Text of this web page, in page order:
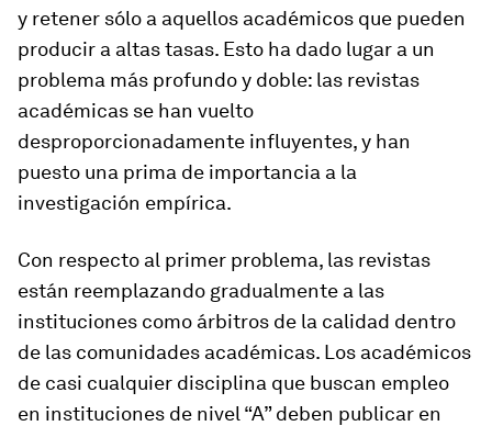
y retener sólo a aquellos académicos que pueden
producir a altas tasas. Esto ha dado lugar a un
problema más profundo y doble: las revistas
académicas se han vuelto
desproporcionadamente influyentes, y han
puesto una prima de importancia a la
investigación empírica.
Con respecto al primer problema, las revistas
están reemplazando gradualmente a las
instituciones como árbitros de la calidad dentro
de las comunidades académicas. Los académicos
de casi cualquier disciplina que buscan empleo
en instituciones de nivel “A” deben publicar en